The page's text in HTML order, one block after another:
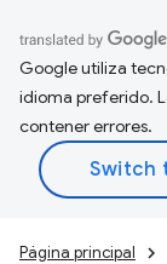
Google utiliza
idioma preferido.
contener errores.
Página principal